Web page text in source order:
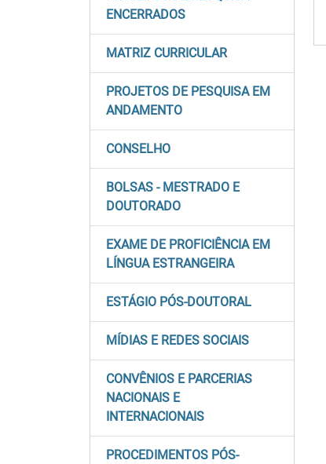
ENCERRADOS
MATRIZ CURRICULAR
PROJETOS DE PESQUISA EM
ANDAMENTO
CONSELHO
BOLSAS - MESTRADO E
DOUTORADO
EXAME DE PROFICIÊNCIA EM
LÍNGUA ESTRANGEIRA
ESTÁGIO PÓS-DOUTORAL
MÍDIAS E REDES SOCIAIS
CONVÊNIOS E PARCERIAS
NACIONAIS E
INTERNACIONAIS
PROCEDIMENTOS PÓS-